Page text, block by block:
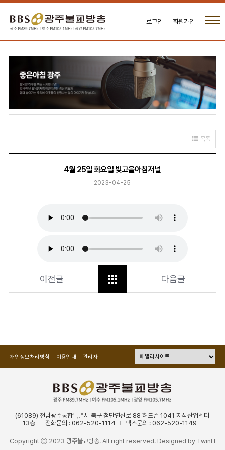
로그인 회원가입
목록
4월 25일 화요일 빛고을아침저널
2023-04-25
이전글 다음글
개인정보처리방침 이용안내 관리자
(61089) 전남광주통합특별시 북구 첨단연신로 88 허드슨 1041 지식산업센터
13층
전화문의 : 062-520-1114 팩스문의 : 062-520-1149
Copyright ⓒ 2023 광주불교방송. All right reserved. Designed by TwinH